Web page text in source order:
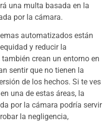
una multa basada en la
por la cámara.
automatizados están
y reducir la
crean un entorno en
sentir que no tienen la
de los hechos. Si te ves
una de estas áreas, la
por la cámara podría servir
la negligencia,